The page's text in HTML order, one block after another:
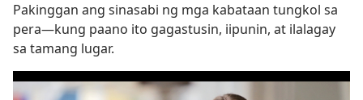
Pakinggan ang sinasabi ng mga kabataan tungkol sa
pera—kung paano ito gagastusin, iipunin, at ilalagay
sa tamang lugar.